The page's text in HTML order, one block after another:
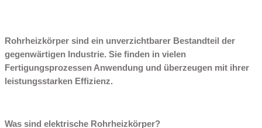
Rohrheizkörper sind ein unverzichtbarer Bestandteil der
gegenwärtigen Industrie. Sie finden in vielen
Fertigungsprozessen Anwendung und überzeugen mit ihrer
leistungsstarken Effizienz.
Was sind elektrische Rohrheizkörper?